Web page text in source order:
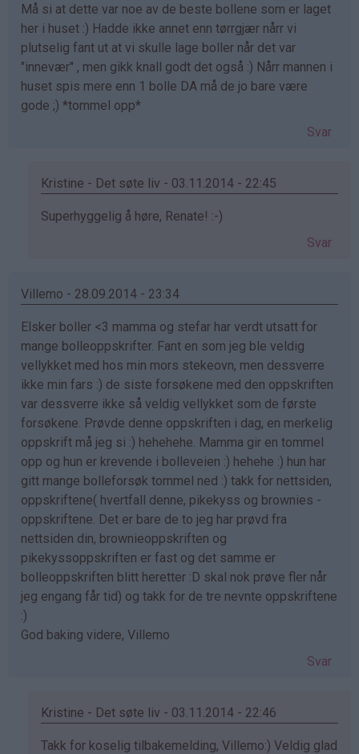
(ikke
bekreftet)
Må si at dette var noe av de beste bollene som er laget
her i huset :) Hadde ikke annet enn tørrgjær nårr vi
plutselig fant ut at vi skulle lage boller når det var
"innevær" , men gikk knall godt det også :) Nårr mannen i
huset spis mere enn 1 bolle DA må de jo bare være
gode ;) *tommel opp*
Svar
Kristine - Det søte liv - 03.11.2014 - 22:45
Som
Renate
bekreftet)
Superhyggelig å høre, Renate! :-)
Svar
Villemo - 28.09.2014 - 23:34
Elsker boller <3 mamma og stefar har verdt utsatt for
mange bolleoppskrifter. Fant en som jeg ble veldig
vellykket med hos min mors stekeovn, men dessverre
ikke min fars :) de siste forsøkene med den oppskriften
var dessverre ikke så veldig vellykket som de første
forsøkene. Prøvde denne oppskriften i dag, en merkelig
oppskrift må jeg si :) hehehehe. Mamma gir en tommel
opp og hun er krevende i bolleveien :) hehehe :) hun har
gitt mange bolleforsøk tommel ned :) takk for nettsiden,
oppskriftene( hvertfall denne, pikekyss og brownies -
oppskriftene. Det er bare de to jeg har prøvd fra
nettsiden din, brownieoppskriften og
pikekyssoppskriften er fast og det samme er
bolleoppskriften blitt heretter :D skal nok prøve fler når
jeg engang får tid) og takk for de tre nevnte oppskriftene
:)
God baking videre, Villemo
Svar
Kristine - Det søte liv - 03.11.2014 - 22:46
Som
Takk for koselig tilbakemelding, Villemo:) Veldig glad